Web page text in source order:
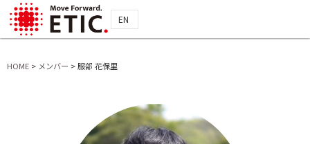
EN
HOME > メンバー >服部 花保里